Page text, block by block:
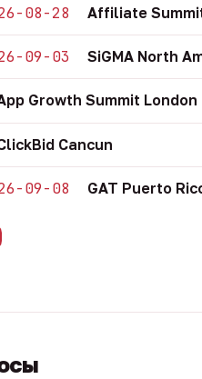
08-28 Affiliate
09-03 SiGMA North
Growth Summit London
Cancun
09-08 GAT Puerto